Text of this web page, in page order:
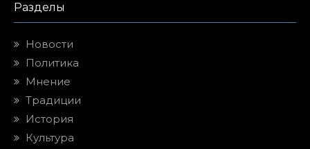
Разделы
Новости
Политика
Мнение
Традиции
История
Культура